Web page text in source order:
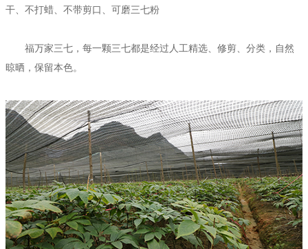
干、不打蜡、不带剪口、可磨三七粉
福万家三七，每一颗三七都是经过人工精选、修剪、分类，自然
晾晒，保留本色。